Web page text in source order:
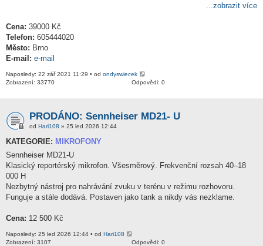
...zobrazit více
Cena: 39000 Kč
Telefon: 605444020
Město: Brno
E-mail: e-mail
Naposledy: 22 zář 2021 11:29 • od ondyswiecek
Odpovědi: 0
Zobrazení: 33770
PRODÁNO: Sennheiser MD21- U
od Hari108 » 25 led 2026 12:44
KATEGORIE: MIKROFONY
Sennheiser MD21-U
Klasický reportérský mikrofon. Všesměrový. Frekvenční rozsah 40–18
000 H
Nezbytný nástroj pro nahrávání zvuku v terénu v režimu rozhovoru.
Funguje a stále dodává. Postaven jako tank a nikdy vás nezklame.
Cena: 12 500 Kč
Naposledy: 25 led 2026 12:44 • od Hari108
Odpovědi: 0
Zobrazení: 3107